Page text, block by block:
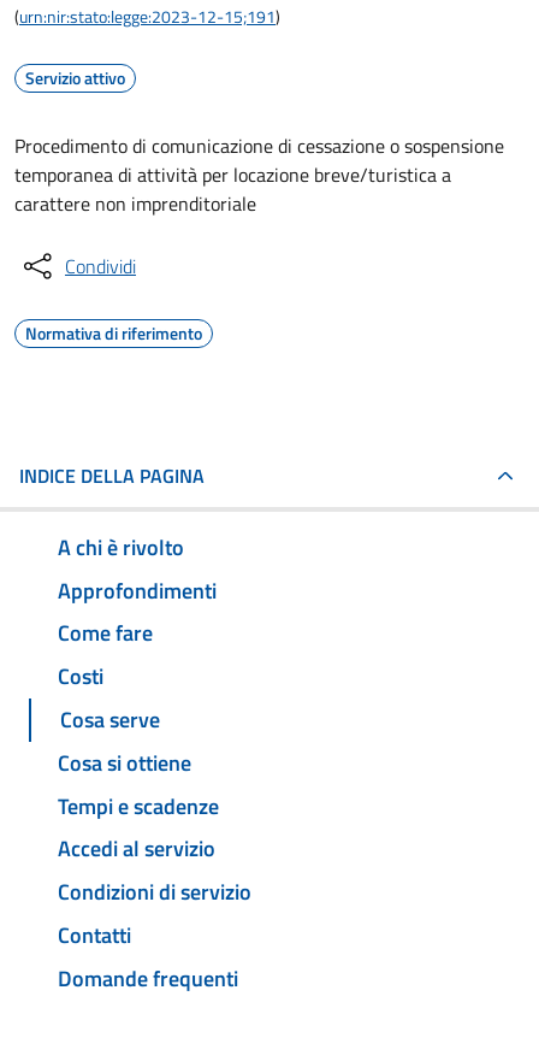
(urn:nir:stato:legge:2023-12-15;191)
Servizio attivo
Procedimento di comunicazione di cessazione o sospensione
temporanea di attività per locazione breve/turistica a
carattere non imprenditoriale
Condividi
Normativa di riferimento
INDICE DELLA PAGINA
A chi è rivolto
Approfondimenti
Come fare
Costi
Cosa serve
Cosa si ottiene
Tempi e scadenze
Accedi al servizio
Condizioni di servizio
Contatti
Domande frequenti